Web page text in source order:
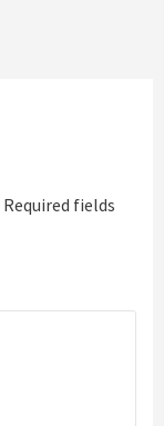
Required fields